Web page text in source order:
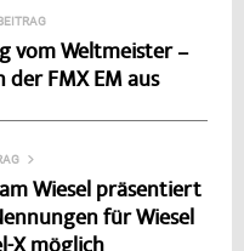
vom Weltmeister –
FMX EM aus
Wiesel präsentiert
für Wiesel